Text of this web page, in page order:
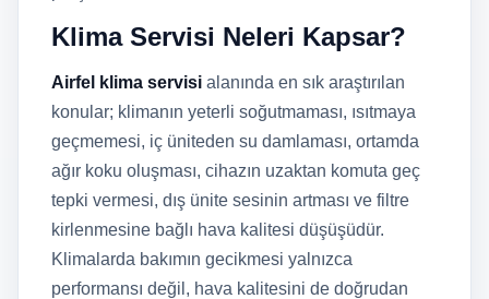
Klima Servisi Neleri Kapsar?
Airfel klima servisi alanında en sık araştırılan
konular; klimanın yeterli soğutmaması, ısıtmaya
geçmemesi, iç üniteden su damlaması, ortamda
ağır koku oluşması, cihazın uzaktan komuta geç
tepki vermesi, dış ünite sesinin artması ve filtre
kirlenmesine bağlı hava kalitesi düşüşüdür.
Klimalarda bakımın gecikmesi yalnızca
performansı değil, hava kalitesini de doğrudan